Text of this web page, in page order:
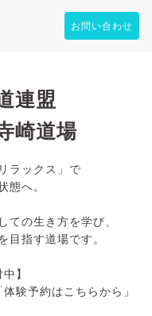
お問い合わせ
連盟
崎道場
ラックス」で
態へ。
ての生き方を学び、
目指す道場です。
】
験予約はこちらから」